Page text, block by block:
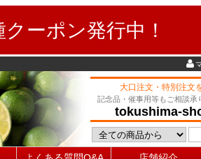
ーポン発行中！
大口注文・特別注文
記念品・催事用等もご相談承
tokushima-